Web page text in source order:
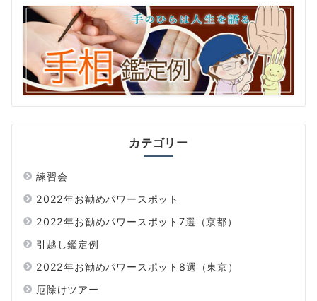
カテゴリー
練習会
2022年お勧めパワースポット
2022年お勧めパワースポット7選（京都）
引越し鑑定例
2022年お勧めパワースポット8選（東京）
厄除けツアー